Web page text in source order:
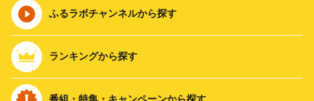
ふるラボチャンネルから探す
ランキングから探す
番組・特集・キャンペーンから探す